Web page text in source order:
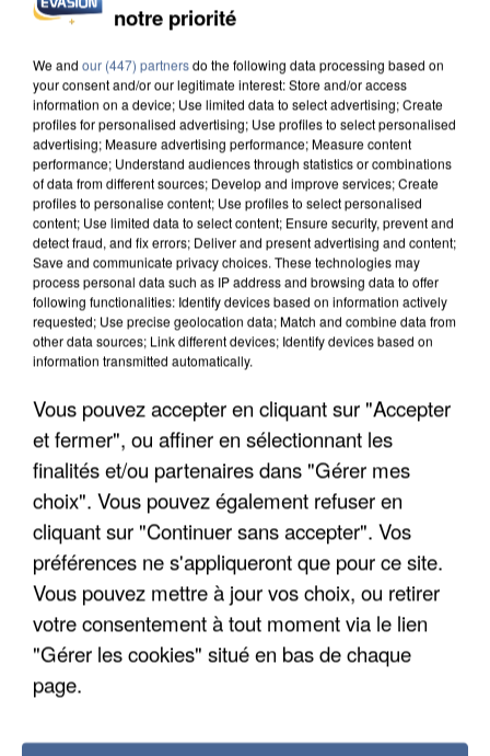
INCENDIES : L’ÎLE-DE-FRANCE LANCE UN ÉLAN
APRÈS TOUTES CES CANICULES, LES REFUGES
DE FAUNE SAUVAGE SONT...
notre priorité
We and our (447) partnersdo the following data processing based on
your consent and/or our legitimate interest: Store and/or access
information on a device; Use limited data to select advertising; Create
profiles for personalised advertising; Use profiles to select personalised
advertising; Measure advertising performance; Measure content
performance; Understand audiences through statistics or combinations
of data from different sources; Develop and improve services; Create
profiles to personalise content; Use profiles to select personalised
content; Use limited data to select content; Ensure security, prevent and
detect fraud, and fix errors; Deliver and present advertising and content;
Save and communicate privacy choices. These technologies may
process personal data such as IP address and browsing data to offer
following functionalities: Identify devices based on information actively
requested; Use precise geolocation data; Match and combine data from
other data sources; Link different devices; Identify devices based on
information transmitted automatically.
Vous pouvez accepter en cliquant sur "Accepter
et fermer", ou affiner en sélectionnant les
finalités et/ou partenaires dans "Gérer mes
choix". Vous pouvez également refuser en
cliquant sur "Continuer sans accepter". Vos
préférences ne s'appliqueront que pour ce site.
Vous pouvez mettre à jour vos choix, ou retirer
votre consentement à tout moment via le lien
"Gérer les cookies" situé en bas de chaque
page.